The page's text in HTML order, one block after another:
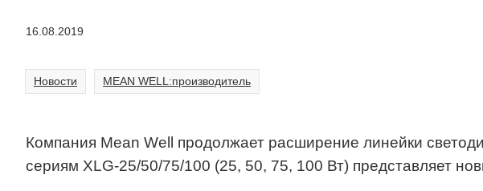
16.08.2019
Новости MEAN WELL:производитель
Компания Mean Well продолжает расширение линейки
сериям XLG-25/50/75/100 (25, 50, 75, 100 Вт) представляет